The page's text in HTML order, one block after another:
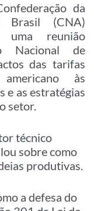
da
Brasil (CNA)
uma reunião
Nacional de
das tarifas
às
e as estratégias
setor.
técnico
sobre como
produtivas.
a defesa do